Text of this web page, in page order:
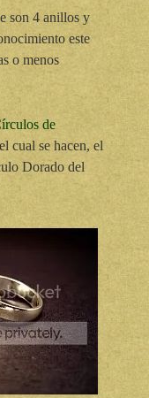
son 4 anillos y
este
o menos
de
cual se hacen, el
Dorado del